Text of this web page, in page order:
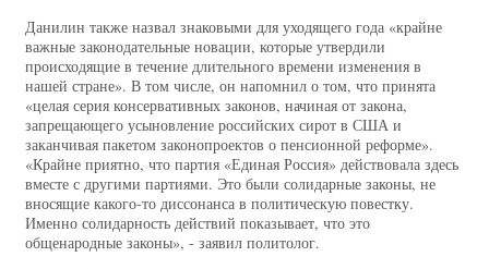
Данилин также назвал знаковыми для уходящего года «крайне
важные законодательные новации, которые утвердили
происходящие в течение длительного времени изменения в
нашей стране». В том числе, он напомнил о том, что принята
«целая серия консервативных законов, начиная от закона,
запрещающего усыновление российских сирот в США и
заканчивая пакетом законопроектов о пенсионной реформе».
«Крайне приятно, что партия «Единая Россия» действовала здесь
вместе с другими партиями. Это были солидарные законы, не
вносящие какого-то диссонанса в политическую повестку.
Именно солидарность действий показывает, что это
общенародные законы», - заявил политолог.